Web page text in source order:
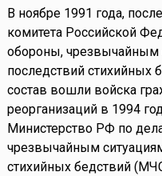
В ноябре 1991 года,
комитета Российской
обороны, чрезвычайным
последствий стихийных
состав вошли войска
реорганизаций в 1994
Министерство РФ по
чрезвычайным
стихийных бедствий